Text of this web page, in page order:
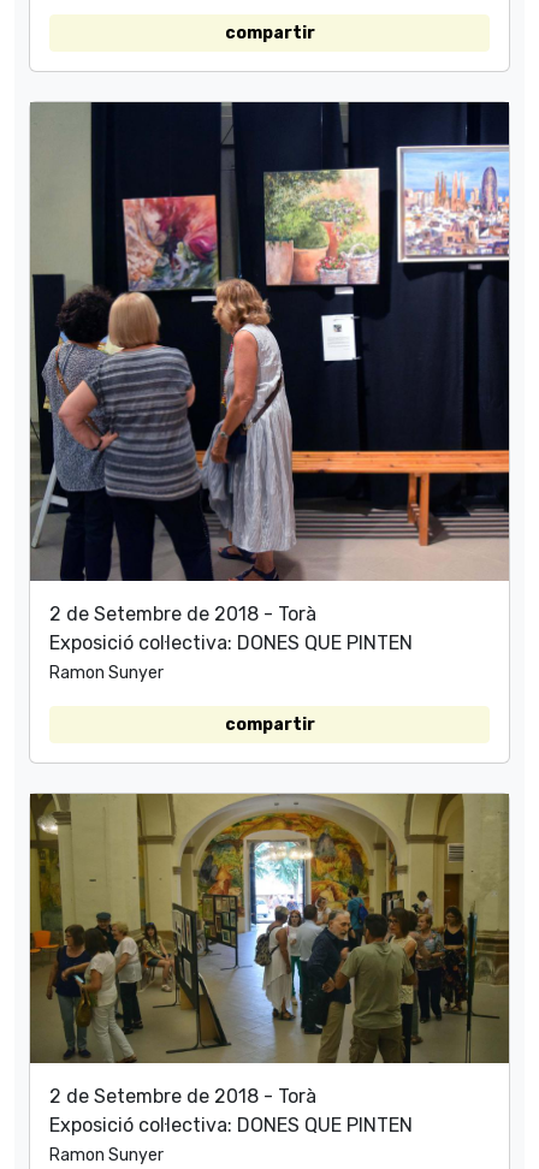
compartir
2 de Setembre de 2018 - Torà
Exposició col·lectiva: DONES QUE PINTEN
Ramon Sunyer
compartir
2 de Setembre de 2018 - Torà
Exposició col·lectiva: DONES QUE PINTEN
Ramon Sunyer